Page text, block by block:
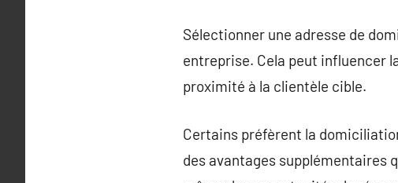
Sélectionner une adresse de
entreprise. Cela peut influencer
proximité à la clientèle cible.
Certains préfèrent la
des avantages supplémentaires